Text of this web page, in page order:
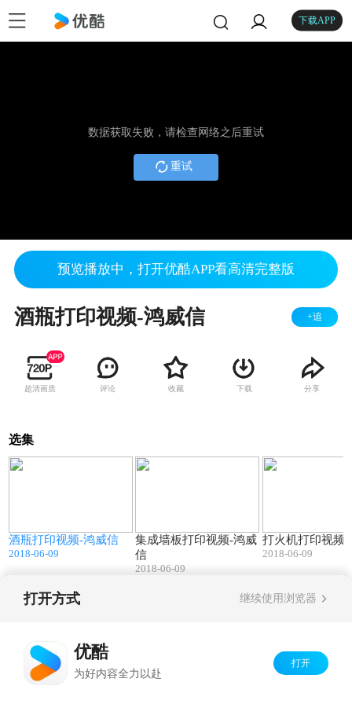
下载APP
数据获取失败，请检查网络之后重试
重试
预览播放中，打开优酷APP看高清完整版
酒瓶打印视频-鸿威信 +追
超清画质 评论 收藏 下载 分享
选集
酒瓶打印视频-鸿威信
2018-06-09
集成墙板打印视频-鸿威
信
2018-06-09
打火机打印视频
2018-06-09
打开方式 继续使用浏览器
优酷
为好内容全力以赴
打开